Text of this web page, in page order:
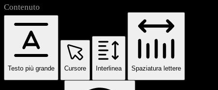
Contenuto
Testo più grande Cursore Interlinea Spaziatura lettere